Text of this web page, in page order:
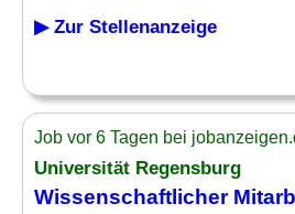
▶ Zur Stellenanzeige
Job vor 6 Tagen bei
Universität Regensburg
Wissenschaftlicher